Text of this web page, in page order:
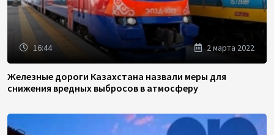
16:44 2 марта 2022
Железные дороги Казахстана назвали меры для
снижения вредных выбросов в атмосферу